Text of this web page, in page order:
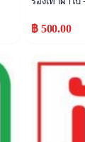
฿ 500.00
Popular